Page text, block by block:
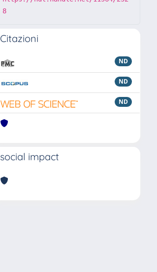
8
Citazioni
ND
ND
ND
social impact